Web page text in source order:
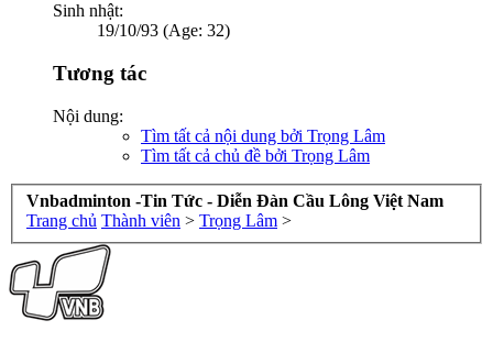
Sinh nhật:
19/10/93 (Age: 32)
Tương tác
Nội dung:
Tìm tất cả nội dung bởi Trọng Lâm
Tìm tất cả chủ đề bởi Trọng Lâm
Vnbadminton -Tin Tức - Diễn Đàn Cầu Lông Việt Nam
Trang chủ Thành viên > Trọng Lâm >